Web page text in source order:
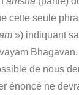
cette seule
») indiquant
Bhagavan.
de nous
énoncé ne